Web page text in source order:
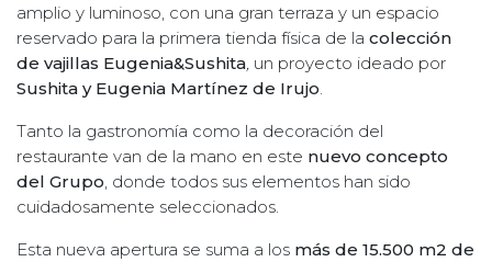
amplio y luminoso, con una gran terraza y un espacio
reservado para la primera tienda física de la colección
de vajillas Eugenia&Sushita un proyecto ideado por
Sushita y Eugenia Martínez de Irujo
Tanto la gastronomía como la decoración del
restaurante van de la mano en este nuevo concepto
del Grupo , donde todos sus elementos han sido
cuidadosamente seleccionados.
Esta nueva apertura se suma a los más de 15.500 m2 de